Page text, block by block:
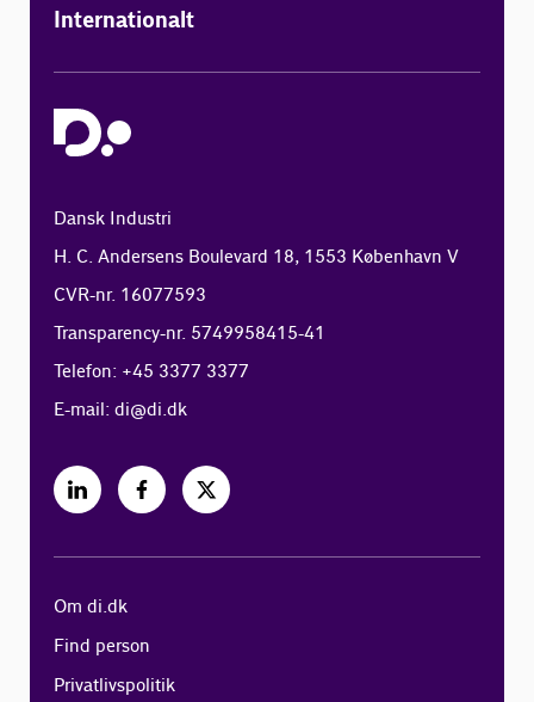
Internationalt
Dansk Industri
H. C. Andersens Boulevard 18, 1553 København V
CVR-nr. 16077593
Transparency-nr. 5749958415-41
Telefon: +45 3377 3377
E-mail:di@di.dk
Om di.dk
Find person
Privatlivspolitik